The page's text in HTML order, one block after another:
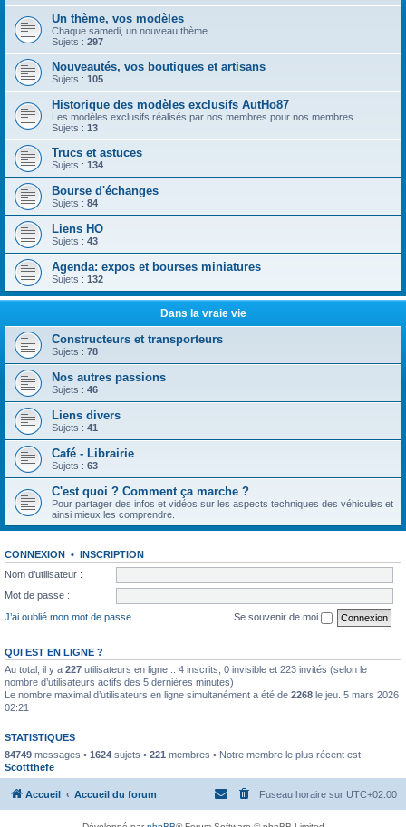
Un thème, vos modèles
Chaque samedi, un nouveau thème.
Sujets : 297
Nouveautés, vos boutiques et artisans
Sujets : 105
Historique des modèles exclusifs AutHo87
Les modèles exclusifs réalisés par nos membres pour nos membres
Sujets : 13
Trucs et astuces
Sujets : 134
Bourse d'échanges
Sujets : 84
Liens HO
Sujets : 43
Agenda: expos et bourses miniatures
Sujets : 132
Dans la vraie vie
Constructeurs et transporteurs
Sujets : 78
Nos autres passions
Sujets : 46
Liens divers
Sujets : 41
Café - Librairie
Sujets : 63
C'est quoi ? Comment ça marche ?
Pour partager des infos et vidéos sur les aspects techniques des véhicules et
ainsi mieux les comprendre.
CONNEXION • INSCRIPTION
Nom d’utilisateur :
Mot de passe :
J’ai oublié mon mot de passe
Se souvenir de moi
QUI EST EN LIGNE ?
Au total, il y a 227 utilisateurs en ligne :: 4 inscrits, 0 invisible et 223 invités (selon le
nombre d’utilisateurs actifs des 5 dernières minutes)
Le nombre maximal d’utilisateurs en ligne simultanément a été de 2268 le jeu. 5 mars 2026
02:21
STATISTIQUES
84749 messages • 1624 sujets • 221 membres • Notre membre le plus récent est
Scottthefe
Accueil Accueil du forum Fuseau horaire sur UTC+02:00